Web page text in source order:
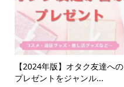
【2024年版】オタク友達への
プレゼントをジャンル...